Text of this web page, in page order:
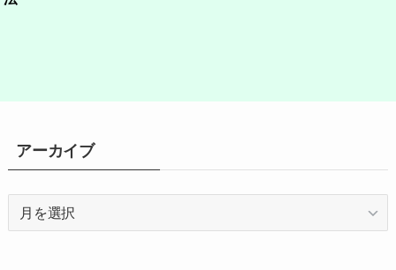
アーカイブ